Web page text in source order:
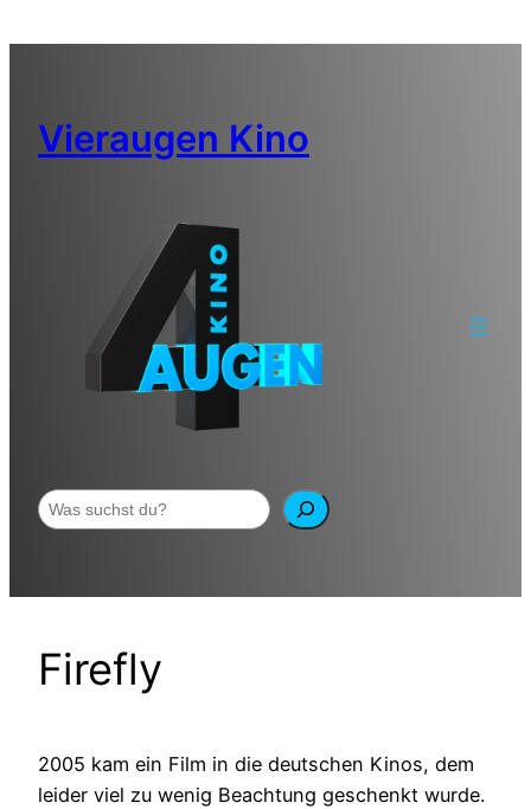
Vieraugen Kino
Suchen
Firefly
2005 kam ein Film in die deutschen Kinos, dem
leider viel zu wenig Beachtung geschenkt wurde.